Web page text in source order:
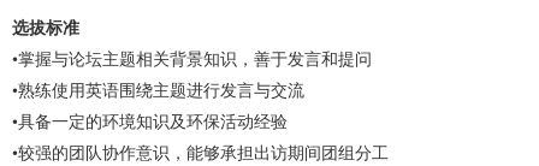
选拔标准
•掌握与论坛主题相关背景知识，善于发言和提问
•熟练使用英语围绕主题进行发言与交流
•具备一定的环境知识及环保活动经验
•较强的团队协作意识，能够承担出访期间团组分工